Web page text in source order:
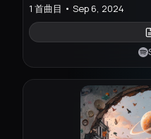
1 首曲目 • Sep 6, 2024